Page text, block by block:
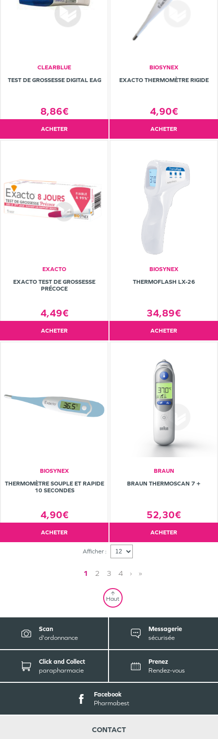
CLEARBLUE
TEST DE GROSSESSE DIGITAL EAG
8,86€
ACHETER
BIOSYNEX
EXACTO THERMOMÈTRE RIGIDE
4,90€
ACHETER
EXACTO
EXACTO TEST DE GROSSESSE
PRÉCOCE
4,49€
ACHETER
BIOSYNEX
THERMOFLASH LX-26
34,89€
ACHETER
BIOSYNEX
THERMOMÈTRE SOUPLE ET RAPIDE
10 SECONDES
4,90€
ACHETER
BRAUN
BRAUN THERMOSCAN 7 +
52,30€
ACHETER
Afficher :
1 2 3 4 › »
Haut
Scan
d'ordonnance
Messagerie
sécurisée
Click and Collect
parapharmacie
Prenez
Rendez-vous
Facebook
Pharmabest
CONTACT